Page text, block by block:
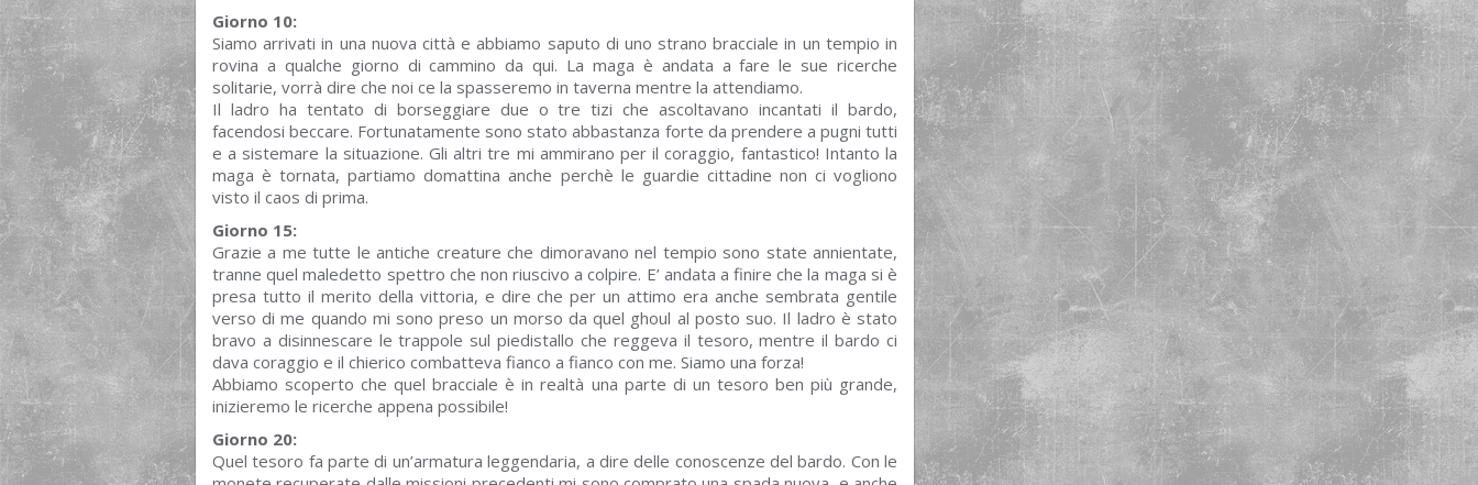
Giorno 10:
Siamo arrivati in una nuova città e abbiamo saputo di uno strano bracciale in un tempio in
rovina a qualche giorno di cammino da qui. La maga è andata a fare le sue ricerche
solitarie, vorrà dire che noi ce la spasseremo in taverna mentre la attendiamo.
Il ladro ha tentato di borseggiare due o tre tizi che ascoltavano incantati il bardo,
facendosi beccare. Fortunatamente sono stato abbastanza forte da prendere a pugni tutti
e a sistemare la situazione. Gli altri tre mi ammirano per il coraggio, fantastico! Intanto la
maga è tornata, partiamo domattina anche perchè le guardie cittadine non ci vogliono
visto il caos di prima.
Giorno 15:
Grazie a me tutte le antiche creature che dimoravano nel tempio sono state annientate,
tranne quel maledetto spettro che non riuscivo a colpire. E’ andata a finire che la maga si è
presa tutto il merito della vittoria, e dire che per un attimo era anche sembrata gentile
verso di me quando mi sono preso un morso da quel ghoul al posto suo. Il ladro è stato
bravo a disinnescare le trappole sul piedistallo che reggeva il tesoro, mentre il bardo ci
dava coraggio e il chierico combatteva fianco a fianco con me. Siamo una forza!
Abbiamo scoperto che quel bracciale è in realtà una parte di un tesoro ben più grande,
inizieremo le ricerche appena possibile!
Giorno 20:
Quel tesoro fa parte di un’armatura leggendaria, a dire delle conoscenze del bardo. Con le